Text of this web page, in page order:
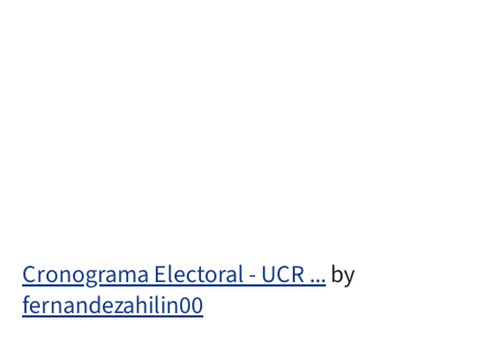
Cronograma Electoral - UCR ...by
fernandezahilin00